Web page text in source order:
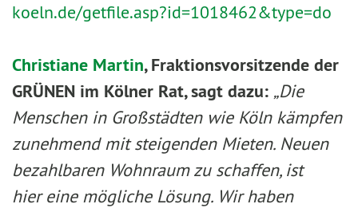
koeln.de/getfile.asp?id=1018462&type=do
Christiane Martin, Fraktionsvorsitzende der
GRÜNEN im Kölner Rat, sagt dazu: „Die
Menschen in Großstädten wie Köln kämpfen
zunehmend mit steigenden Mieten. Neuen
bezahlbaren Wohnraum zu schaffen, ist
hier eine mögliche Lösung. Wir haben